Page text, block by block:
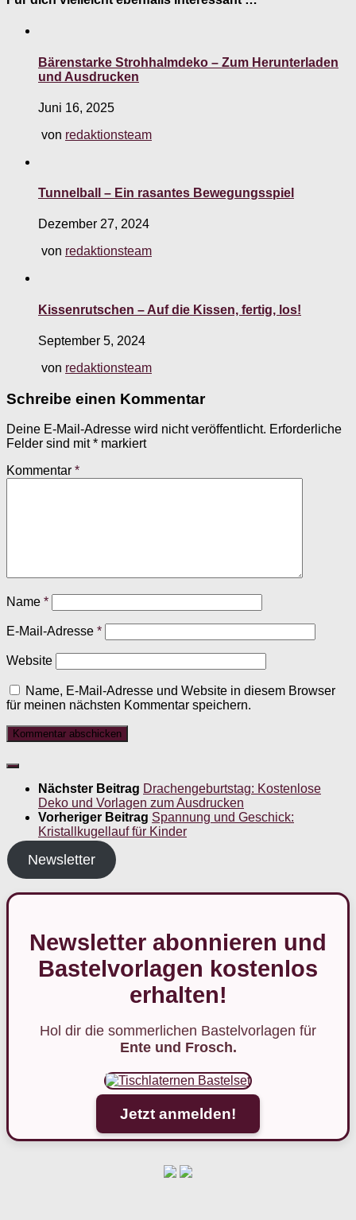
Bärenstarke Strohhalmdeko – Zum Herunterladen
und Ausdrucken
Juni 16, 2025
von redaktionsteam
Tunnelball – Ein rasantes Bewegungsspiel
Dezember 27, 2024
von redaktionsteam
Kissenrutschen – Auf die Kissen, fertig, los!
September 5, 2024
von redaktionsteam
Schreibe einen Kommentar
Deine E-Mail-Adresse wird nicht veröffentlicht. Erforderliche
Felder sind mit* markiert
Kommentar *
Name *
E-Mail-Adresse *
Website
Name, E-Mail-Adresse und Website in diesem Browser
für meinen nächsten Kommentar speichern.
Nächster Beitrag Drachengeburtstag: Kostenlose
Deko und Vorlagen zum Ausdrucken
Vorheriger Beitrag Spannung und Geschick:
Kristallkugellauf für Kinder
Newsletter
Newsletter abonnieren und
Bastelvorlagen kostenlos
erhalten!
Hol dir die sommerlichen Bastelvorlagen für
Ente und Frosch.
Jetzt anmelden!